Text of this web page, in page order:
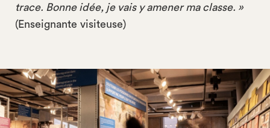
trace. Bonne idée, je vais y amener ma classe. »
(Enseignante visiteuse)